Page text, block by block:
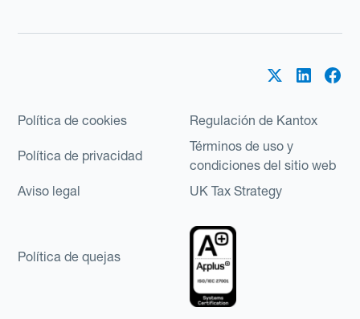
Política de cookies Regulación de Kantox
Política de privacidad
Términos de uso y
condiciones del sitio web
Aviso legal
UK Tax Strategy
Política de quejas